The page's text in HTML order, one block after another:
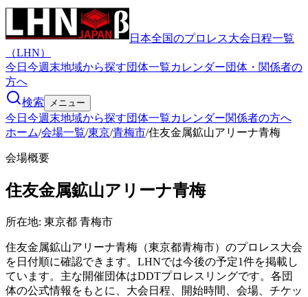
日本全国のプロレス大会日程一覧
（LHN）
今日 今週末地域から探す団体一覧カレンダー団体・関係者の
方へ
検索
メニュー
今日 今週末地域から探す団体一覧カレンダー関係者の方へ
ホーム/会場一覧/東京/青梅市/住友金属鉱山アリーナ青梅
会場概要
住友金属鉱山アリーナ青梅
所在地: 東京都 青梅市
住友金属鉱山アリーナ青梅（東京都青梅市）のプロレス大会
を日付順に確認できます。LHNでは今後の予定1件を掲載し
ています。主な開催団体はDDTプロレスリングです。各団
体の公式情報をもとに、大会日程、開始時間、会場、チケッ